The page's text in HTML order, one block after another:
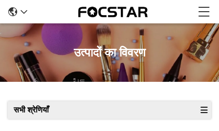
उत्पादों का विवरण
सभी श्रेणियाँ